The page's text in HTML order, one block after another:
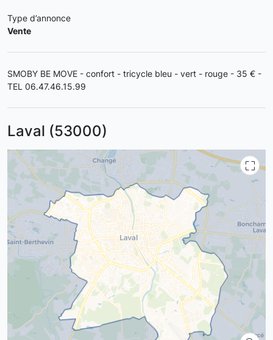
Type d’annonce
Vente
SMOBY BE MOVE - confort - tricycle bleu - vert - rouge - 35 € -
TEL 06.47.46.15.99
Laval (53000)